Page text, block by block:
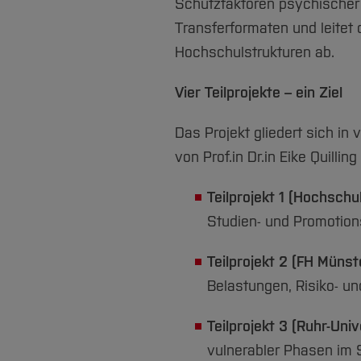
Schutzfaktoren psychischer
Transferformaten und leitet
Hochschulstrukturen ab.
Vier Teilprojekte – ein Ziel
Das Projekt gliedert sich in
von Prof.in Dr.in Eike
Teilprojekt 1
Studien- und
Teilprojekt 2 (FH
Belastungen, Risiko-
Teilprojekt 3 (Ruhr-
vulnerabler Phasen im